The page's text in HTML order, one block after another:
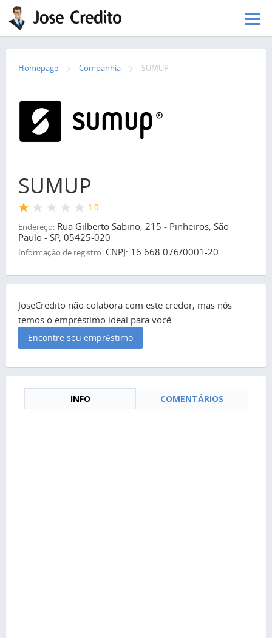
Pular para o conteúdo principal
Homepage Сompanhia SUMUP
SUMUP
1.0
Endereço: Rua Gilberto Sabino, 215 - Pinheiros, São
Paulo - SP, 05425-020
Informação de registro: CNPJ: 16.668.076/0001-20
JoseCredito não colabora com este credor, mas nós
temos o empréstimo ideal para você.
Encontre seu empréstimo
INFO COMENTÁRIOS